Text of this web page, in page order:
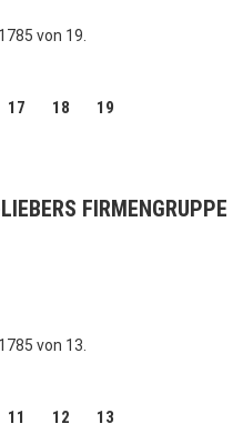
von 19.
17 18 19
FIRMENGRUPPE
von 13.
11 12 13